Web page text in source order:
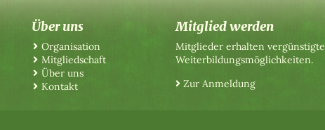
Über uns
Organisation
Mitgliedschaft
Über uns
Kontakt
Mitglied werden
Mitglieder erhalten vergünstigte
Weiterbildungsmöglichkeiten.
Zur Anmeldung